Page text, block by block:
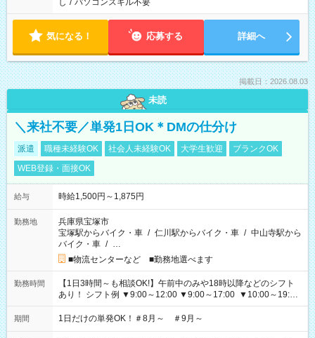
し / パソコンスキル不要
気になる！ 応募する 詳細へ
掲載日：2026.08.03
未読
＼来社不要／単発1日OK＊DMの仕分け
派遣 職種未経験OK 社会人未経験OK 大学生歓迎
ブランクOK
WEB登録・面接OK
給与 時給1,500円～1,875円
勤務地
兵庫県宝塚市
宝塚駅からバイク・車 / 仁川駅からバイク・車 / 中山寺駅から
バイク・車 / …
■物流センターなど ■勤務地選べます
勤務時間
【1日3時間～も相談OK!】午前中のみや18時以降などのシフト
あり！ シフト例 ▼9:00～12:00 ▼9:00～17:00 ▼10:00～19:00
▼18:00～21:00
期間 1日だけの単発OK！＃8月～ ＃9月～